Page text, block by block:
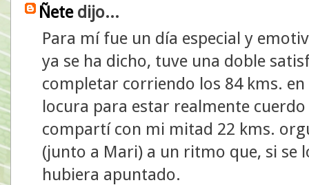
Ñetedijo...
Para mí fue un día especial y
ya se ha dicho, tuve una doble
completar corriendo los 84 kms.
locura para estar realmente
compartí con mi mitad 22 kms.
(junto a Mari) a un ritmo que, si se
hubiera apuntado.